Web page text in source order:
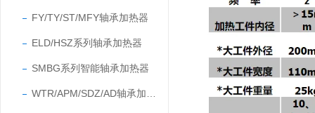
FY/TY/ST/MFY轴承加热器
ELD/HSZ系列轴承加热器
SMBG系列智能轴承加热器